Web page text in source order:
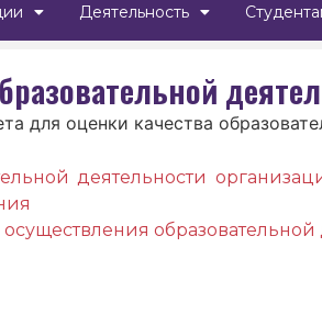
Деятельность
для оценки качества
деятельности